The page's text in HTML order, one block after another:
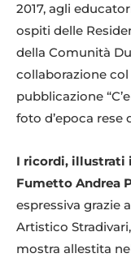
2017, agli
ospiti delle
della Comunità
collaborazione
pubblicazione
foto d’epoca rese
I ricordi, illustrati
Fumetto Andrea
espressiva grazie
Artistico
mostra allestita